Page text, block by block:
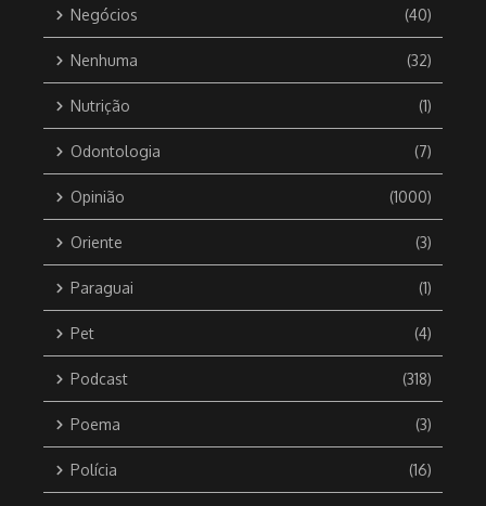
Negócios (40)
Nenhuma (32)
Nutrição (1)
Odontologia (7)
Opinião (1000)
Oriente (3)
Paraguai (1)
Pet (4)
Podcast (318)
Poema (3)
Polícia (16)